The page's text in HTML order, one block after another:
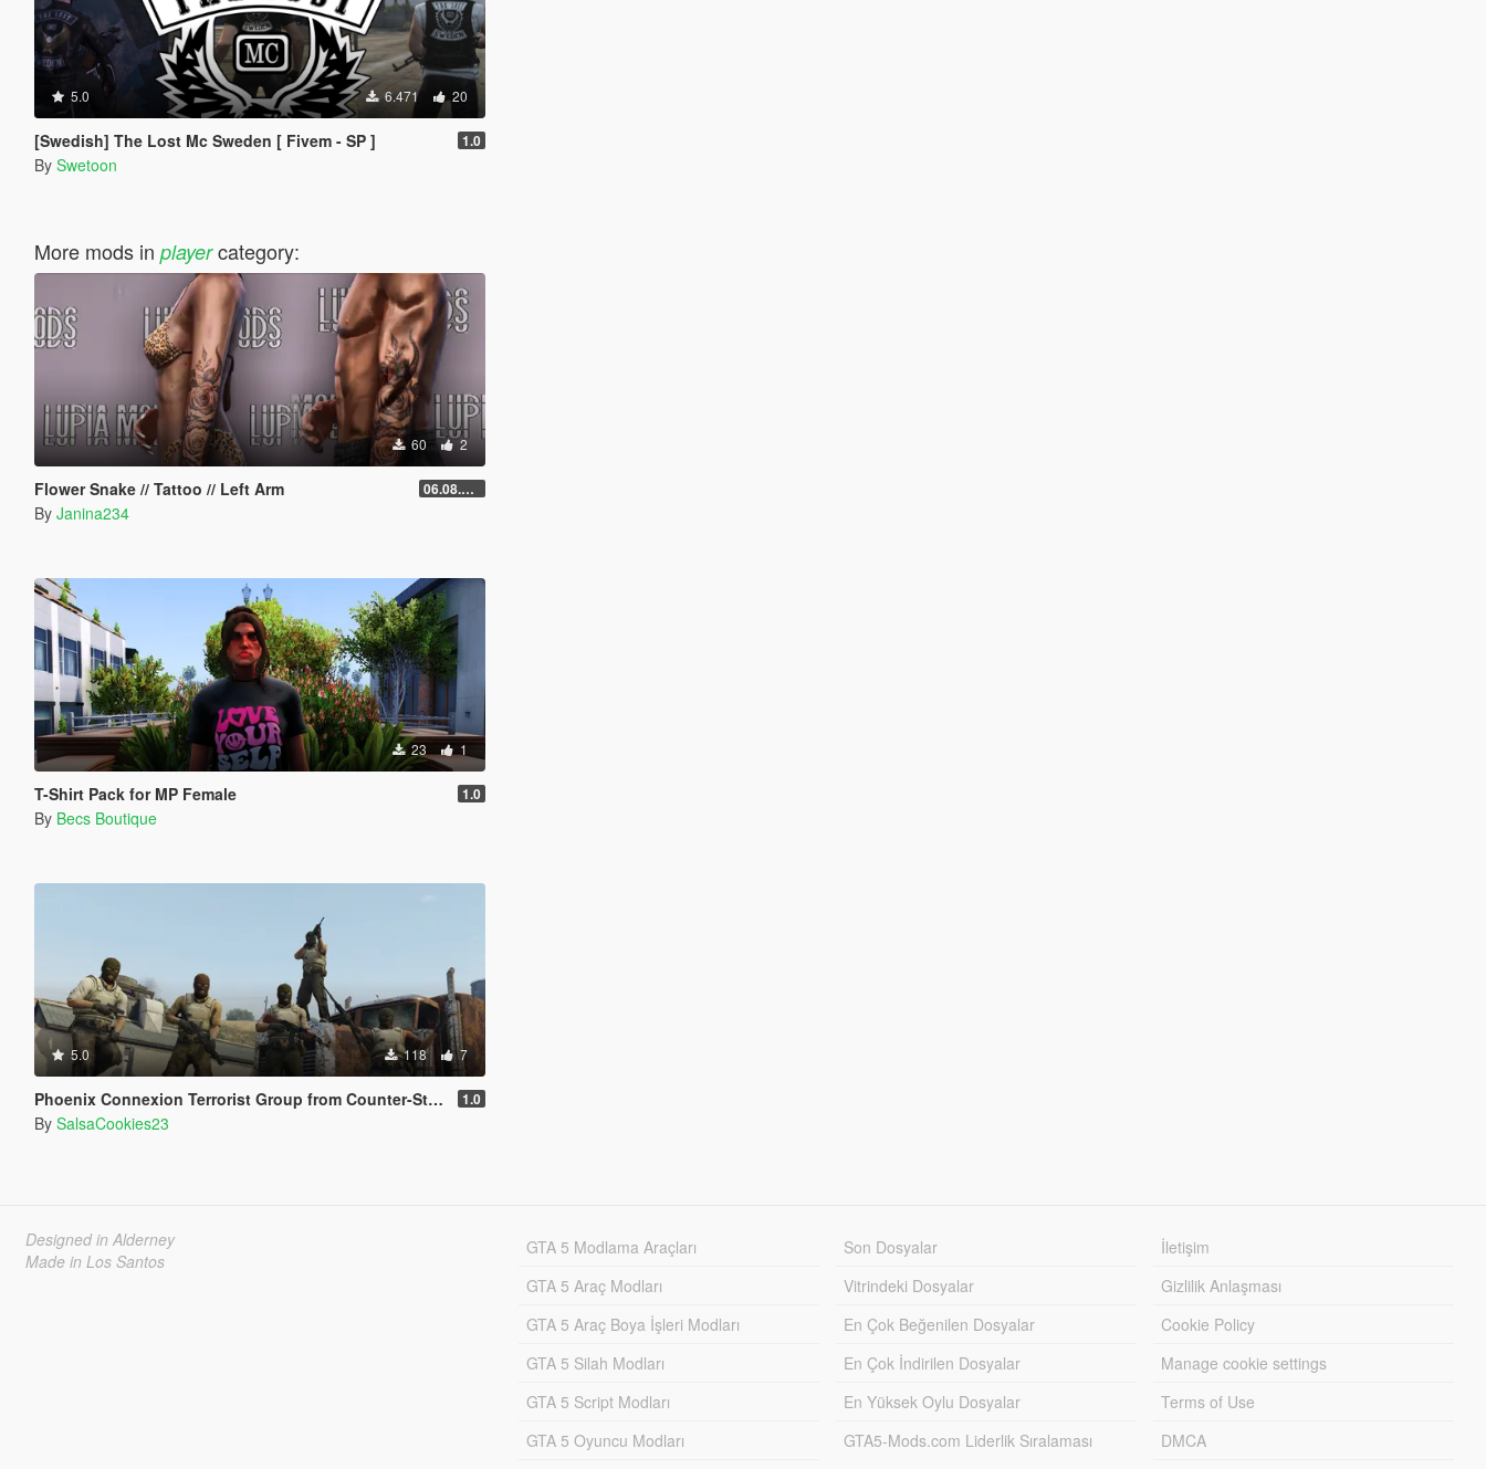
5.0 6.471 20
[Swedish] The Lost Mc Sweden [ Fivem - SP ] 1.0
By Swetoon
More mods in playercategory:
60 2
Flower Snake // Tattoo // Left Arm 06.08.2026
By Janina234
23 1
T-Shirt Pack for MP Female 1.0
By Becs Boutique
5.0 118 7
Phoenix Connexion Terrorist Group from Counter-Strike: Global Offensive (Shattered Web + Broken Fang skins included) 1.0
By SalsaCookies23
Designed in Alderney
Made in Los Santos
GTA 5 Modlama Araçları
GTA 5 Araç Modları
GTA 5 Araç Boya İşleri Modları
GTA 5 Silah Modları
GTA 5 Script Modları
GTA 5 Oyuncu Modları
Son Dosyalar
Vitrindeki Dosyalar
En Çok Beğenilen Dosyalar
En Çok İndirilen Dosyalar
En Yüksek Oylu Dosyalar
GTA5-Mods.com Liderlik Sıralaması
İletişim
Gizlilik Anlaşması
Cookie Policy
Manage cookie settings
Terms of Use
DMCA